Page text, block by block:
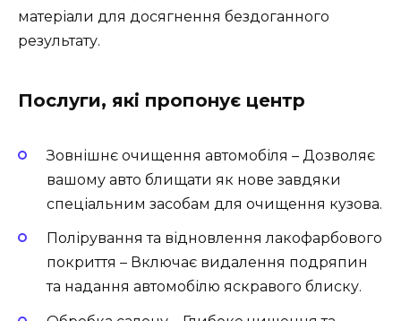
матеріали для досягнення бездоганного
результату.
Послуги, які пропонує центр
Зовнішнє очищення автомобіля – Дозволяє
вашому авто блищати як нове завдяки
спеціальним засобам для очищення кузова.
Полірування та відновлення лакофарбового
покриття – Включає видалення подряпин
та надання автомобілю яскравого блиску.